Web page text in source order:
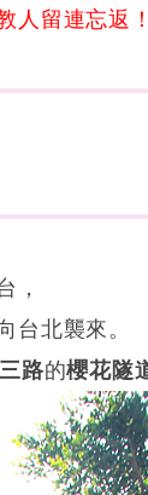
人留連忘返！
，
台北襲來。
路的櫻花隧